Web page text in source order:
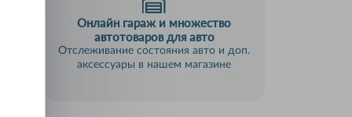
Онлайн гараж и множество
автотоваров для авто
Отслеживание состояния авто и доп.
аксессуары в нашем магазине